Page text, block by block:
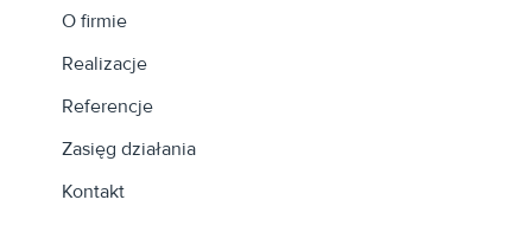
O firmie
Realizacje
Referencje
Zasięg działania
Kontakt